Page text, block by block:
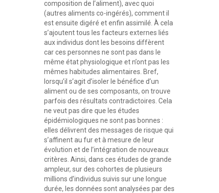
composition de l’aliment), avec quoi
(autres aliments co-ingérés), comment il
est ensuite digéré et enfin assimilé. À cela
s’ajoutent tous les facteurs externes liés
aux individus dont les besoins diffèrent
car ces personnes ne sont pas dans le
même état physiologique et n’ont pas les
mêmes habitudes alimentaires. Bref,
lorsqu’il s’agit d’isoler le bénéfice d’un
aliment ou de ses composants, on trouve
parfois des résultats contradictoires. Cela
ne veut pas dire que les études
épidémiologiques ne sont pas bonnes :
elles délivrent des messages de risque qui
s’affinent au fur et à mesure de leur
évolution et de l’intégration de nouveaux
critères. Ainsi, dans ces études de grande
ampleur, sur des cohortes de plusieurs
millions d’individus suivis sur une longue
durée, les données sont analysées par des